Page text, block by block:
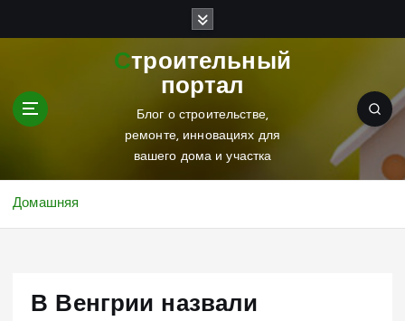
Строительный
портал
Блог о строительстве,
ремонте, инновациях для
вашего дома и участка
Домашняя
В Венгрии назвали